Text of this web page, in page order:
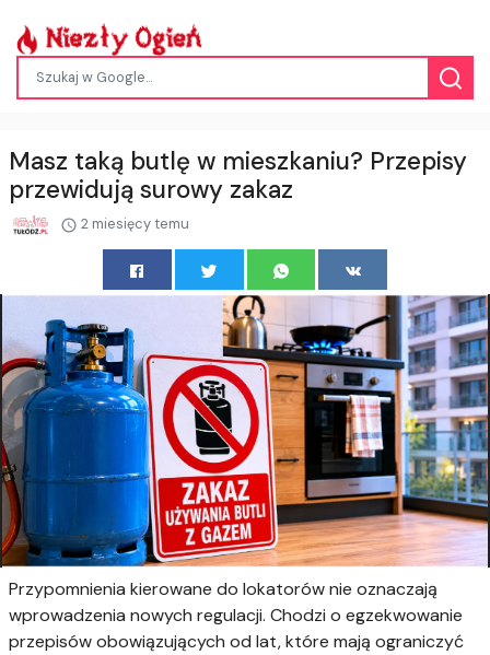
Masz taką butlę w mieszkaniu? Przepisy
przewidują surowy zakaz
2 miesięcy temu
Przypomnienia kierowane do lokatorów nie oznaczają
wprowadzenia nowych regulacji. Chodzi o egzekwowanie
przepisów obowiązujących od lat, które mają ograniczyć